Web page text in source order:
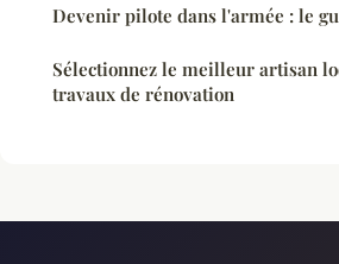
Devenir pilote dans l'armée : le
Sélectionnez le meilleur artisan
travaux de rénovation